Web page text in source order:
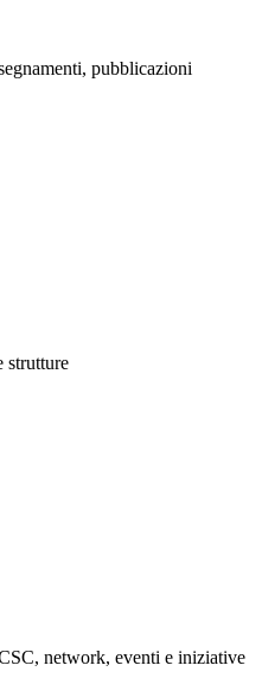
pubblicazioni
strutture
network, eventi e iniziative